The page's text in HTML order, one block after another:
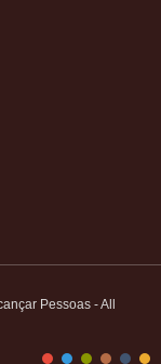
Pessoas - All